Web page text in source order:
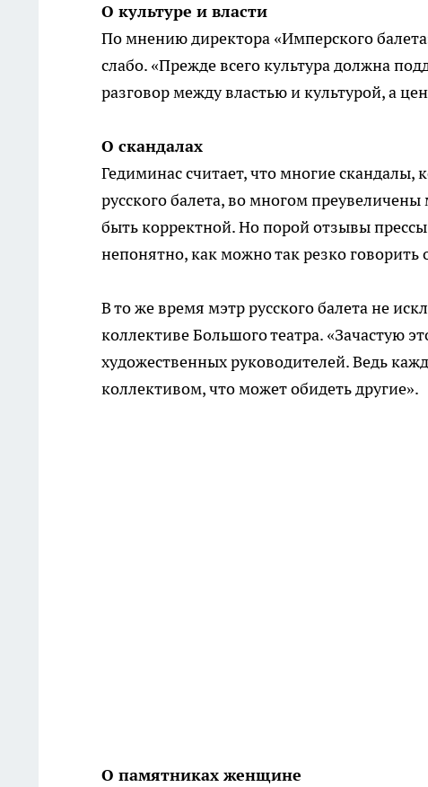
О культуре и власти
По мнению директора «Имперского
слабо. «Прежде всего культура должна
разговор между властью и культурой, а
О скандалах
Гедиминас считает, что многие скандалы,
русского балета, во многом
быть корректной. Но порой отзывы
непонятно, как можно так резко говорить
В то же время мэтр русского балета не
коллективе Большого театра. «Зачастую
художественных руководителей. Ведь
коллективом, что может обидеть другие».
О памятниках женщине